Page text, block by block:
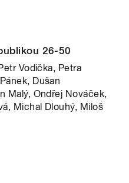
26-50
Vodička, Petra
Dušan
Malý, Ondřej Nováček,
Michal Dlouhý, Miloš